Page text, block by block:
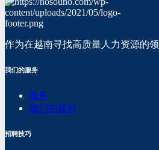
作为在越南寻找高质量人力资源的领
我们的服务
服务
我们的规程
招聘技巧